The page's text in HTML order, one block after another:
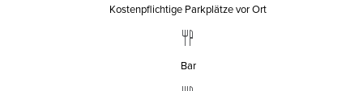
Kostenpflichtige Parkplätze vor Ort
Bar